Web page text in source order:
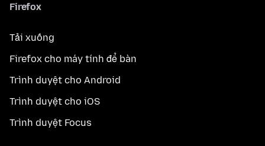
Firefox
Tải xuống
Firefox cho máy tính để bàn
Trình duyệt cho Android
Trình duyệt cho iOS
Trình duyệt Focus